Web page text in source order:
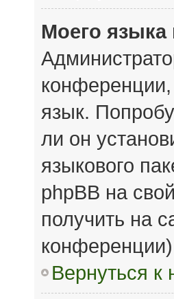
Моего языка
язык.
ли он
языкового
phpBB на
получить на
конференции)
Вернуться к